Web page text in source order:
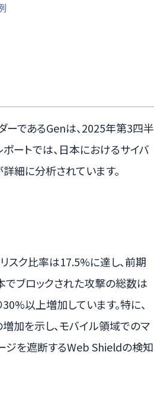
ーであるGenは、2025年第3四半
ポートでは、日本におけるサイバ
細に分析されています。
スク比率は17.5%に達し、前期
でブロックされた攻撃の総数は
以上増加しています。特に、
加を示し、モバイル領域でのマ
ジを遮断するWeb Shieldの検知